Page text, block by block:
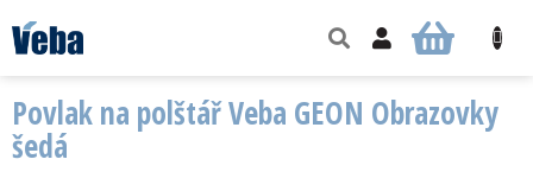
na
obsah
NÁKUPNÍ
Povlak na polštář Veba GEON Obrazovky
šedá